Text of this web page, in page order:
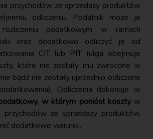
przychodów ze sprzedaży produktów
odliczeniu. Podatnik może je
podatkowym w ramach
oraz dodatkowo odliczyć je od
CIT lub PIT (ulga obejmuje
które nie zostały mu zwrócone w
bądź nie zostały uprzednio odliczone
Odliczenia dokonuje w
w którym poniósł kosztyw
przychodów ze sprzedaży produktów.
dodatkowe warunki.